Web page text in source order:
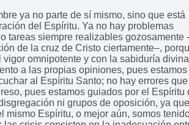
ya no parte de sí mismo, sino que está
del Espíritu. Ya no hay problemas
tareas siempre realizables gozosamente
de la cruz de Cristo ciertamente–,
vigor omnipotente y con la sabiduría
a las propias opiniones, pues estamos
al Espíritu Santo; no hay errores que
pues estamos guiados por el Espíritu
ni grupos de oposición, ya que
mismo Espíritu, o mejor aún, somos